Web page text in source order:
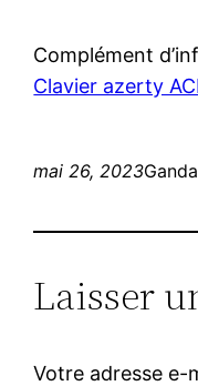
Complément
Clavier azerty
mai 26, 2023
Laisser
Votre adresse e-